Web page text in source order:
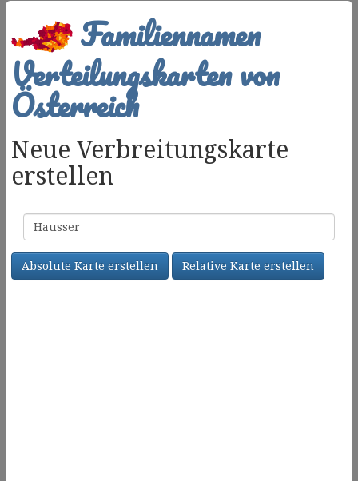
Familiennamen
Verteilungskarten von
Österreich
Neue Verbreitungskarte
erstellen
Familienname
Absolute Karte erstellen Relative Karte erstellen